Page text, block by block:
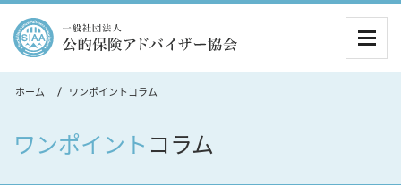
ホーム ワンポイントコラム
ワンポイント コラム